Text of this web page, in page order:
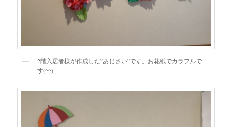
2階入居者様が作成した”あじさい”です。お花紙でカラフルで
す(^^)